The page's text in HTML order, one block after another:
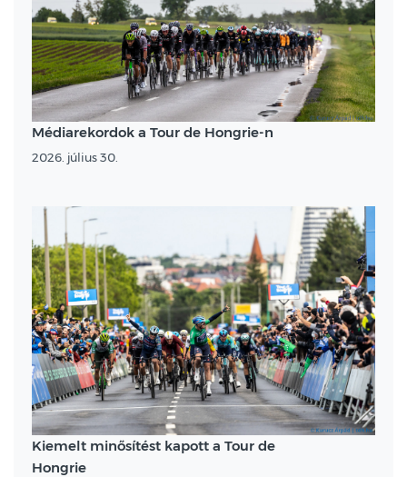
Médiarekordok a Tour de Hongrie-n
2026. július 30.
Kiemelt minősítést kapott a Tour de
Hongrie